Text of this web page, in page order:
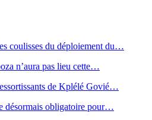
coulisses du déploiement du…
n’aura pas lieu cette…
de Kplélé Govié…
désormais obligatoire pour…